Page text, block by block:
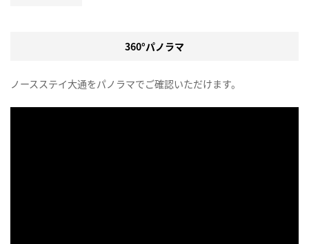
360°パノラマ
ノースステイ大通をパノラマでご確認いただけます。